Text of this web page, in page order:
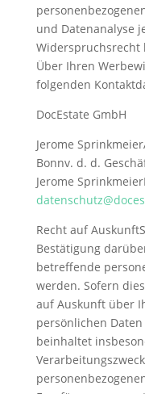
und Datenanalyse
Widerspruchsrecht
Über Ihren
folgenden
DocEstate GmbH
Jerome
Bonnv. d. d.
Jerome
Recht auf
Bestätigung
betreffende
werden. Sofern
auf Auskunft über
persönlichen Daten
beinhaltet